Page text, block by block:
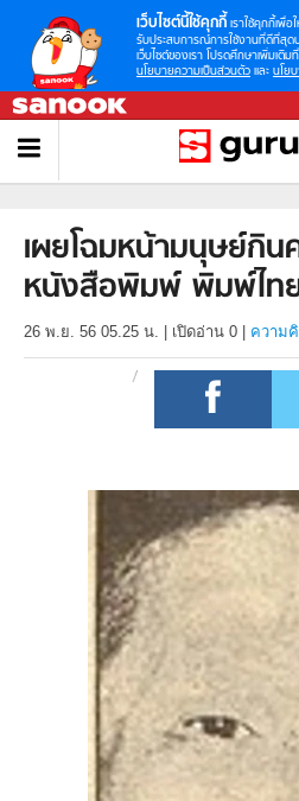
เว็บไซต์นี้ใช้คุกกี้ เราใช้คุกกี้เพื่อ
รับประสบการณ์การใช้งานที่ดีที่สุด
เว็บไซต์ของเรา โปรดศึกษาเพิ่มเติมที่
นโยบายความเป็นส่วนตัว และ นโย
เผยโฉมหน้ามนุษย์กิ
หนังสือพิมพ์ พิมพ์ไท
26 พ.ย. 56 05.25 น. เปิดอ่าน 0 ความ